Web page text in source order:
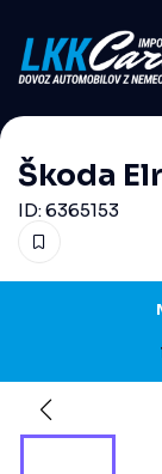
Škoda
ID: 6365153